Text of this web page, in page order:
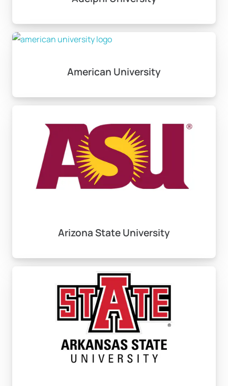
bulunmakta ve yıllık 1.000-3.000 USD arasında ek
maliyet getirmektedir.
uluslararası öğrenciler, OPT (Optional Practical
alabilmektedir. STEM alanlarındaki mezunlar bu süreyi
elde edebilirler. Bu süre içinde H1B çalışma vizesi
alanlar, uzun vadeli Amerika’da kalma imkanına
kavuşmaktadır. En fazla iş imkanı sunan sektörler
arasında teknoloji (özellikle Silikon Vadisi), finans (New
York), mühendislik (Houston, Chicago) ve sağlık
American University
Arizona State University